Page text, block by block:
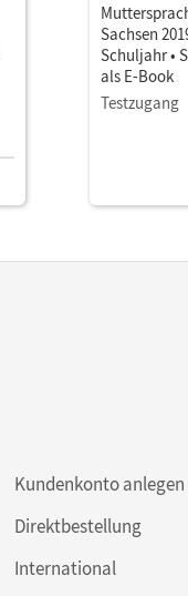
Sachsen
Schuljahr •
als E-Book
Testzugang
Kundenkonto anlegen
Direktbestellung
International